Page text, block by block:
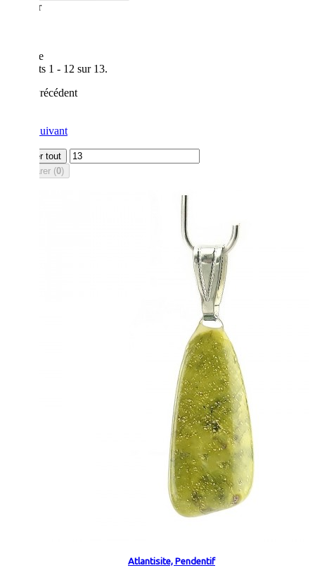
Montrer
par page
Résultats 1 - 12 sur 13.
Précédent
Suivant
Afficher tout
Comparer (0)
Atlantisite, Pendentif